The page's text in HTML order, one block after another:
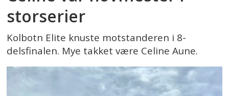
storserier
Kolbotn Elite knuste motstanderen i 8-
delsfinalen. Mye takket være Celine Aune.